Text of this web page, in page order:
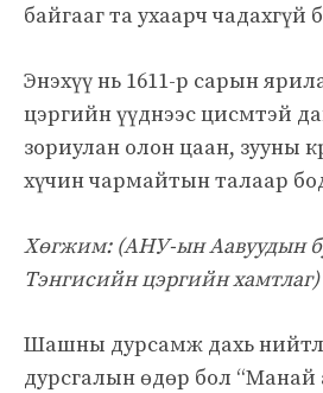
байгааг та ухаарч чадахгүй
Энэхүү нь 1611-р сарын
цэргийн үүднээс цисмтэй
зориулан олон цаан, зууны
хүчин чармайтын талаар
Хөгжим: (АНУ-ын Аавуудын
Тэнгисийн цэргийн хамтлаг)
Шашны дурсамж дахь
дурсгалын өдөр бол “Манай